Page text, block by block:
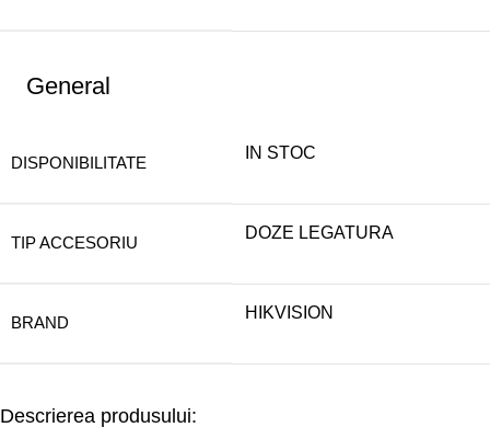
General
DISPONIBILITATE
IN STOC
TIP ACCESORIU
DOZE LEGATURA
BRAND
HIKVISION
Descrierea produsului: